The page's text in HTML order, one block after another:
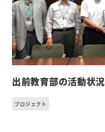
出前教育部の活動状況
プロジェクト